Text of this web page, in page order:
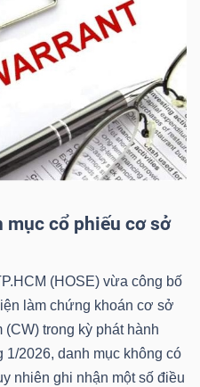
mục cổ phiếu cơ sở
(HOSE) vừa công bố
làm chứng khoán cơ sở
trong kỳ phát hành
2026, danh mục không có
nhiên ghi nhận một số điều